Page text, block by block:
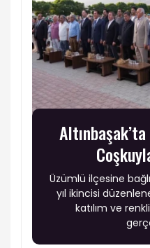
Üzümlü ilçesine
yıl ikincisi
katılım ve